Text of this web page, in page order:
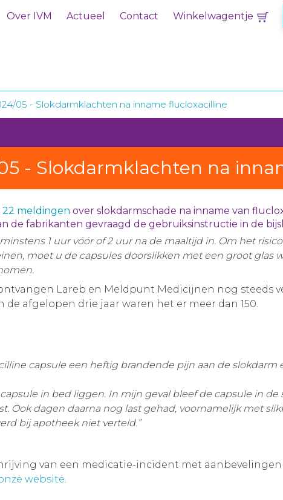
Over IVM Actueel Contact Winkelwagentje
05 - Slokdarmklachten na inname flucloxacilline
- Slokdarmklachten na
22 meldingen over slokdarmschade na inname van
de fabrikanten gevraagd de gebruiksinstructie in de
1 uur vóór of 2 uur na de maaltijd in. Om het
moet u de capsules doorslikken met een groot glas
Lareb en Meldpunt Medicijnen nog steeds
de afgelopen drie jaar waren het er meer dan 150.
capsule een heftig brandende pijn aan de slokdarm
in bed liggen. In mijn geval bleef de capsule in
Ook dagen daarna nog last gehad, voornamelijk met
bij apotheek niet verteld.”
van een medicatie-incident met
website.